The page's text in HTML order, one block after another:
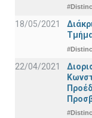
18/05/2021
22/04/2021